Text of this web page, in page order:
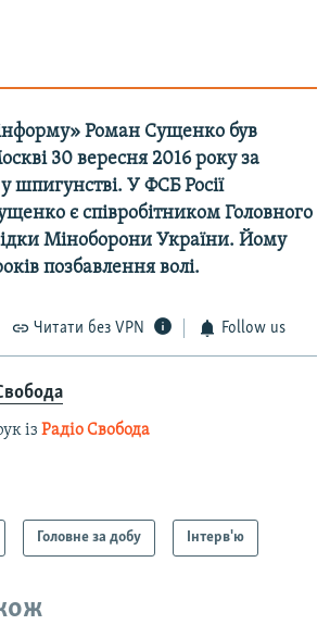
Роман Сущенко був
30 вересня 2016 року за
шпигунстві. У ФСБ Росії
є співробітником Головного
Міноборони України. Йому
позбавлення волі.
Читати без VPN Follow us
із Радіо Свобода
Головне за добу Інтерв'ю